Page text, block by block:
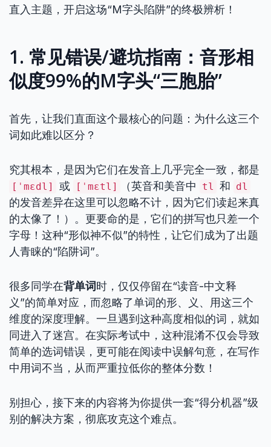
直入主题，开启这场“M字头陷阱”的终极辨析！
1. 常见错误/避坑指南：音形相
似度99%的M字头“三胞胎”
首先，让我们直面这个最核心的问题：为什么这三个
词如此难以区分？
究其根本，是因为它们在发音上几乎完全一致，都是
[ˈmɛdl] 或 [ˈmɛtl] （英音和美音中 tl 和 dl
的发音差异在这里可以忽略不计，因为它们读起来真
的太像了！）。更要命的是，它们的拼写也只差一个
字母！这种“形似神不似”的特性，让它们成为了出题
人青睐的“陷阱词”。
很多同学在背单词时，仅仅停留在“读音-中文释
义”的简单对应，而忽略了单词的形、义、用这三个
维度的深度理解。一旦遇到这种高度相似的词，就如
同进入了迷宫。在实际考试中，这种混淆不仅会导致
简单的选词错误，更可能在阅读中误解句意，在写作
中用词不当，从而严重拉低你的整体分数！
别担心，接下来的内容将为你提供一套“得分机器”级
别的解决方案，彻底攻克这个难点。